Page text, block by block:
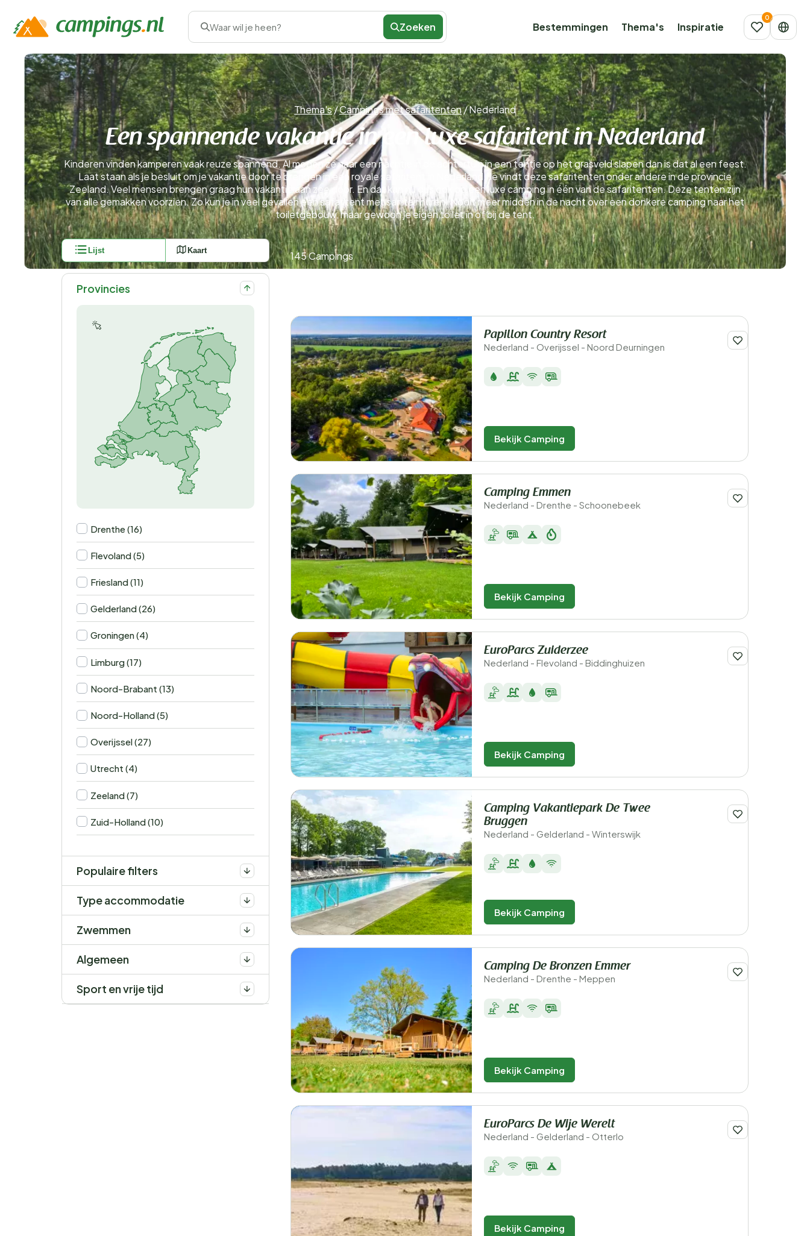
Waar wil je heen? Zoeken Bestemmingen Thema's Inspiratie
Thema's/Campings met safaritenten/Nederland
Een spannende vakantie in een luxe safaritent in Nederland
Kinderen vinden kamperen vaak reuze spannend. Al mogen ze naar een nachtje in de achtertuin in een tentje op het grasveld slapen dan is dat al een feest.
Laat staan als je besluit om je vakantie door te brengen in een royale safaritent in Nederland. Je vindt deze safaritenten onder andere in de provincie
Zeeland. Veel mensen brengen graag hun vakantie aan zee door. En dat kan nu dus ook op een luxe camping in één van de safaritenten. Deze tenten zijn
van alle gemakken voorzien. Zo kun je in veel gevallen een safaritent met sanitair huren. Nooit meer midden in de nacht over een donkere camping naar het
toiletgebouw, maar gewoon je eigen toilet in of bij de tent.
Lijst Kaart
Provincies
Drenthe (16)
Flevoland (5)
Friesland (11)
Gelderland (26)
Groningen (4)
Limburg (17)
Noord-Brabant (13)
Noord-Holland (5)
Overijssel (27)
Utrecht (4)
Zeeland (7)
Zuid-Holland (10)
Populaire filters
Type accommodatie
Zwemmen
Algemeen
Sport en vrije tijd
145 Campings
Papillon Country Resort
Nederland - Overijssel - Noord Deurningen
Bekijk Camping
Camping Emmen
Nederland - Drenthe - Schoonebeek
Bekijk Camping
EuroParcs Zuiderzee
Nederland - Flevoland - Biddinghuizen
Bekijk Camping
Camping Vakantiepark De Twee
Bruggen
Nederland - Gelderland - Winterswijk
Bekijk Camping
Camping De Bronzen Emmer
Nederland - Drenthe - Meppen
Bekijk Camping
EuroParcs De Wije Werelt
Nederland - Gelderland - Otterlo
Bekijk Camping